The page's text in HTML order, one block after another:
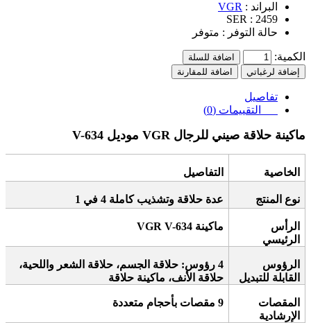
البراند : VGR
SER : 2459
حالة التوفر : متوفر
الكمية:
اضافة للسلة
إضافة لرغباتي
اضافة للمقارنة
تفاصيل
التقييمات (0)
ماكينة حلاقة صيني للرجال VGR موديل V-634
الخاصية التفاصيل
نوع المنتج عدة حلاقة وتشذيب كاملة 4 في 1
الرأس
الرئيسي
ماكينة VGR V-634
الرؤوس
القابلة للتبديل
4 رؤوس: حلاقة الجسم، حلاقة الشعر واللحية،
حلاقة الأنف، ماكينة حلاقة
المقصات
الإرشادية
9 مقصات بأحجام متعددة